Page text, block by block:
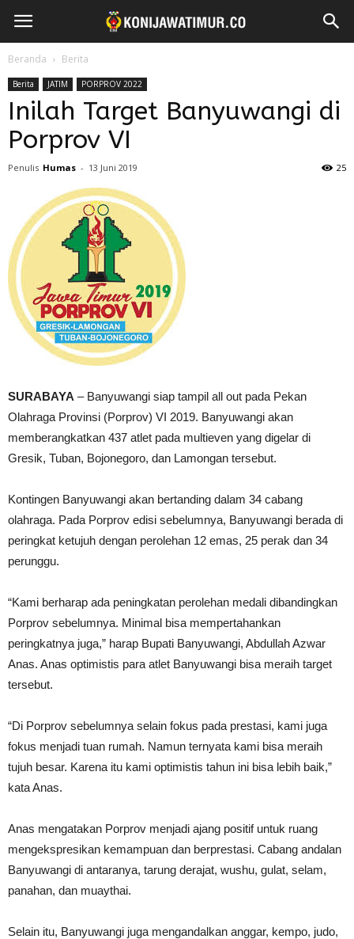
Beranda Berita
Berita JATIM PORPROV 2022
Inilah Target Banyuwangi di
Porprov VI
Penulis Humas - 13 Juni 2019 25
SURABAYA – Banyuwangi siap tampil all out pada Pekan
Olahraga Provinsi (Porprov) VI 2019. Banyuwangi akan
memberangkatkan 437 atlet pada multieven yang digelar di
Gresik, Tuban, Bojonegoro, dan Lamongan tersebut.
Kontingen Banyuwangi akan bertanding dalam 34 cabang
olahraga. Pada Porprov edisi sebelumnya, Banyuwangi berada di
peringkat ketujuh dengan perolehan 12 emas, 25 perak dan 34
perunggu.
“Kami berharap ada peningkatan perolehan medali dibandingkan
Porprov sebelumnya. Minimal bisa mempertahankan
peringkatnya juga,” harap Bupati Banyuwangi, Abdullah Azwar
Anas. Anas optimistis para atlet Banyuwangi bisa meraih target
tersebut.
“Di Porprov sebelumnya selain fokus pada prestasi, kami juga
fokus menjadi tuan rumah. Namun ternyata kami bisa meraih
tujuh besar. Karena itu kami optimistis tahun ini bisa lebih baik,”
kata Anas.
Anas mengatakan Porprov menjadi ajang positif untuk ruang
mengekspresikan kemampuan dan berprestasi. Cabang andalan
Banyuwangi di antaranya, tarung derajat, wushu, gulat, selam,
panahan, dan muaythai.
Selain itu, Banyuwangi juga mengandalkan anggar, kempo, judo,